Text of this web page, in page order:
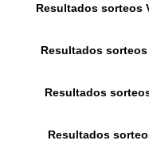
Resultados sorteos
Resultados
Resultados
Resultados